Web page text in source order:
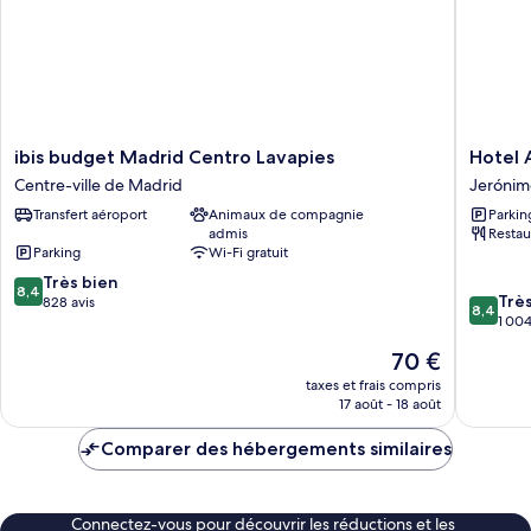
ibis
budget
Madrid
Centro
Centre-
ville
de
ibis budget Madrid Centro Lavapies
Centre-ville de Madrid
Transfert aéroport
Animaux de compagnie
admis
Parking
Wi-Fi gratuit
8.4
sur
8,4 Très bien
828 avis
Le
nouveau
prix
de
70 €
taxes et frais compris
17 août - 18 août
Hotel
Agumar
Atocha
Hotel
8.4
sur
8,4
1
Comparer des hébergements similaires
Connectez-vous pour découvrir les réductions et les